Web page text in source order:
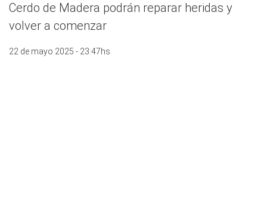
Cerdo de Madera podrán reparar heridas y
volver a comenzar
22 de mayo 2025 - 23:47hs